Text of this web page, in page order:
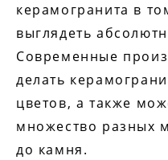
керамогранита в
выглядеть
Современные
делать
цветов, а также
множество разных
до камня.